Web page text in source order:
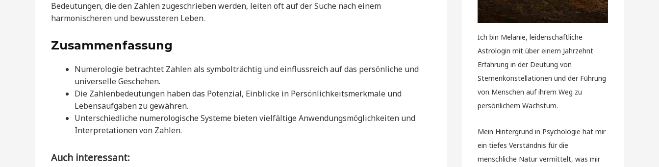
Bedeutungen, die den Zahlen zugeschrieben werden, leiten oft auf der Suche nach einem
harmonischeren und bewussteren Leben.
Zusammenfassung
Numerologie betrachtet Zahlen als symbolträchtig und einflussreich auf das persönliche und
universelle Geschehen.
Die Zahlenbedeutungen haben das Potenzial, Einblicke in Persönlichkeitsmerkmale und
Lebensaufgaben zu gewähren.
Unterschiedliche numerologische Systeme bieten vielfältige Anwendungsmöglichkeiten und
Interpretationen von Zahlen.
Auch interessant:
Ich bin Melanie, leidenschaftliche
Astrologin mit über einem Jahrzehnt
Erfahrung in der Deutung von
Sternenkonstellationen und der Führung
von Menschen auf ihrem Weg zu
persönlichem Wachstum.
Mein Hintergrund in Psychologie hat mir
ein tiefes Verständnis für die
menschliche Natur vermittelt, was mir